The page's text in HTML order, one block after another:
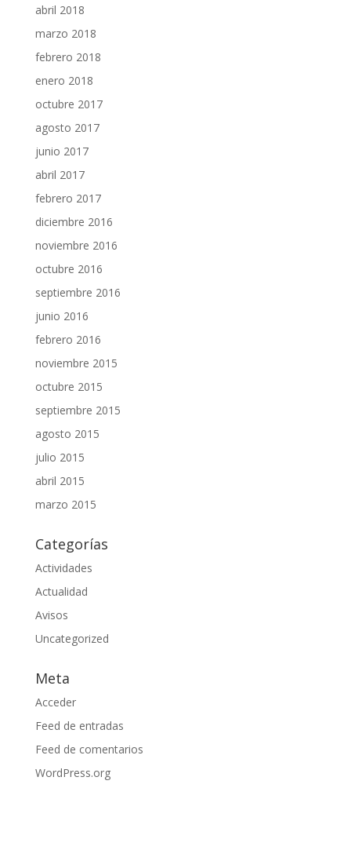
abril 2018
marzo 2018
febrero 2018
enero 2018
octubre 2017
agosto 2017
junio 2017
abril 2017
febrero 2017
diciembre 2016
noviembre 2016
octubre 2016
septiembre 2016
junio 2016
febrero 2016
noviembre 2015
octubre 2015
septiembre 2015
agosto 2015
julio 2015
abril 2015
marzo 2015
Categorías
Actividades
Actualidad
Avisos
Uncategorized
Meta
Acceder
Feed de entradas
Feed de comentarios
WordPress.org